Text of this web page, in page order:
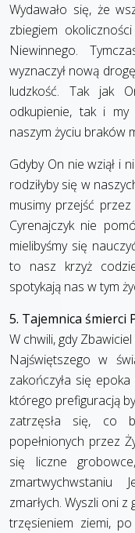
Wydawało się, że
zbiegiem
Niewinnego.
wyznaczył nową
ludzkość. Tak jak
odkupienie, tak i my
naszym życiu braków
Gdyby On nie wziął i
rodziłyby się w
musimy przejść
Cyrenajczyk nie
mielibyśmy się
to nasz krzyż
spotykają nas w tym
5. Tajemnica śmierci
W chwili, gdy
Najświętszego w
zakończyła się
którego prefiguracją
zatrzęsła się, co
popełnionych przez
się liczne
zmartwychwstaniu
zmarłych. Wyszli oni
trzęsieniem ziemi,